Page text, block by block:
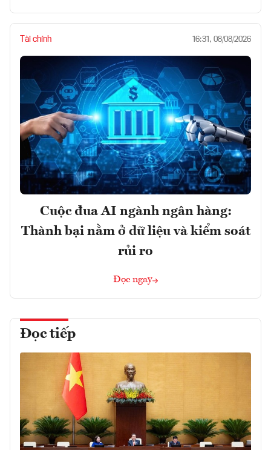
Tài chính 16:31, 08/08/2026
Cuộc đua AI ngành ngân hàng:
Thành bại nằm ở dữ liệu và kiểm soát
rủi ro
Đọc ngay
Đọc tiếp